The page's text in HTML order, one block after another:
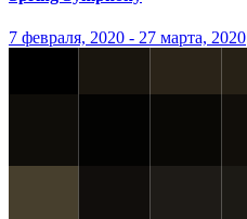
7 февраля, 2020 - 27 марта, 2020